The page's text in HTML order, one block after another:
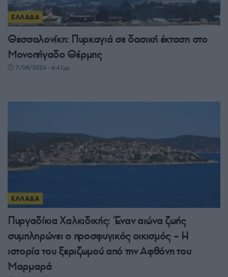
ΕΛΛΑΔΑ
Θεσσαλονίκη: Πυρκαγιά σε δασική έκταση στο
Μονοπήγαδο Θέρμης
7/08/2026 - 4:41μμ
ΕΛΛΑΔΑ
Πυργαδίκια Χαλκιδικής: Έναν αιώνα ζωής
συμπληρώνει ο προσφυγικός οικισμός – Η
ιστορία του ξεριζωμού από την Αφθόνη του
Μαρμαρά